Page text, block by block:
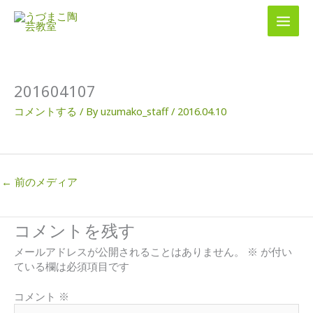
201604107
コメントする / Byuzumako_staff/ 2016.04.10
← 前のメディア
コメントを残す
メールアドレスが公開されることはありません。 ※ が付い
ている欄は必須項目です
コメント ※